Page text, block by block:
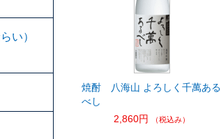
焼酎 八海山 よろしく千萬ある
べし
2,860円
（税込み）
い）